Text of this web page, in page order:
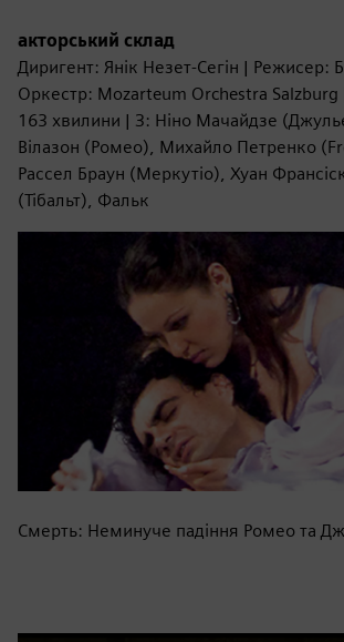
акторський склад
Диригент: Янік Незет-Сегін | Режисер:
Оркестр: Mozarteum Orchestra Salzburg
163 хвилини | З: Ніно Мачайдзе
Вілазон (Ромео), Михайло Петренко
Рассел Браун (Меркутіо), Хуан
(Тібальт), Фальк
Смерть: Неминуче падіння Ромео та